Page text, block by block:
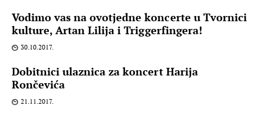
Vodimo vas na ovotjedne koncerte u Tvornici
kulture, Artan Lilija i Triggerfingera!
30.10.2017.
Dobitnici ulaznica za koncert Harija
Rončevića
21.11.2017.